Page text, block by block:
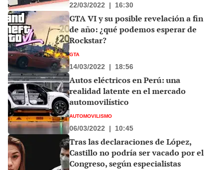
22/03/2022
| 16:30
GTA VI y su posible revelación a fin
de año: ¿qué podemos esperar de
Rockstar?
GTA
14/03/2022
| 18:56
Autos eléctricos en Perú: una
realidad latente en el mercado
automovilístico
AUTOMOVILISMO
06/03/2022
| 10:45
Tras las declaraciones de López,
Castillo no podría ser vacado por el
Congreso, según especialistas